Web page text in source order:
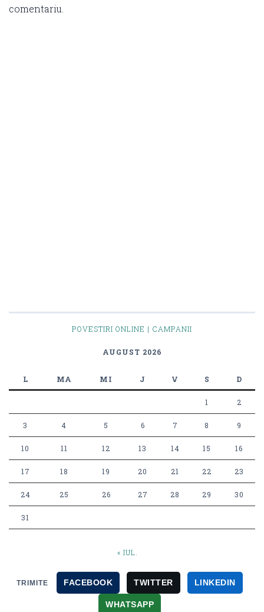
comentariu.
POVESTIRI ONLINE | CAMPANII
AUGUST 2026
L MA MI J V S D
1 2
3 4 5 6 7 8 9
10 11 12 13 14 15 16
17 18 19 20 21 22 23
24 25 26 27 28 29 30
31
« IUL.
TRIMITE FACEBOOK TWITTER LINKEDIN
WHATSAPP